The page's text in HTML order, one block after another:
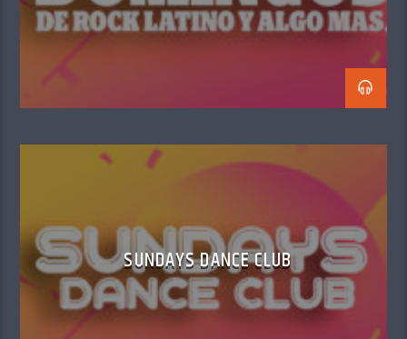
SUNDAYS DANCE CLUB